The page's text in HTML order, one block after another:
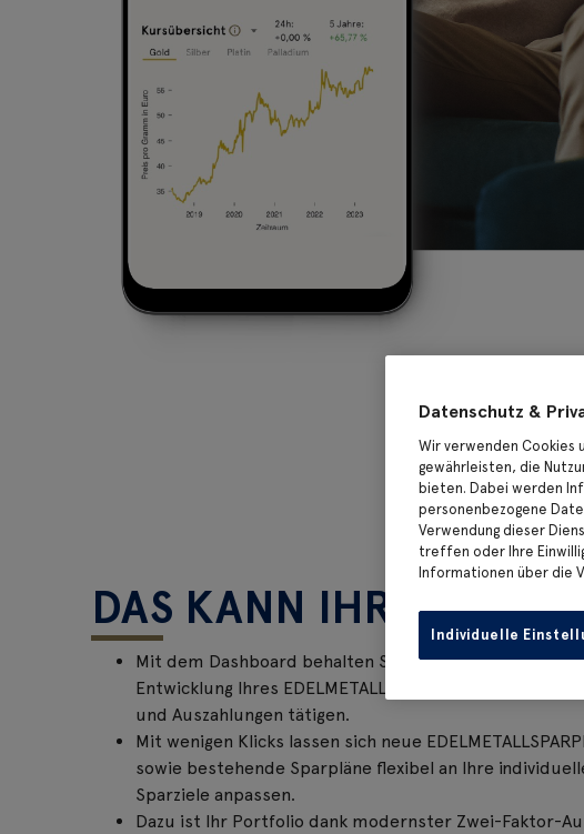
DAS KANN IHR
Mit dem Dashboard behalten Sie stets die Übersicht
Entwicklung Ihres EDELMETALLSPARPLANS in Echtzeit
und Auszahlungen tätigen.
Mit wenigen Klicks lassen sich neue
sowie bestehende Sparpläne flexibel an Ihre
Sparziele anpassen.
Dazu ist Ihr Portfolio dank modernster Zwei-Faktor-
Datenschutz &
Wir verwenden Cookies
gewährleisten, die
bieten. Dabei werden
personenbezogene
Verwendung dieser
treffen oder Ihre
Informationen über die
Individuelle